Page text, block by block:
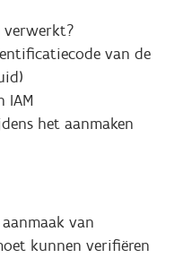
verwerkt?
van de
het aanmaken
van
kunnen verifiëren